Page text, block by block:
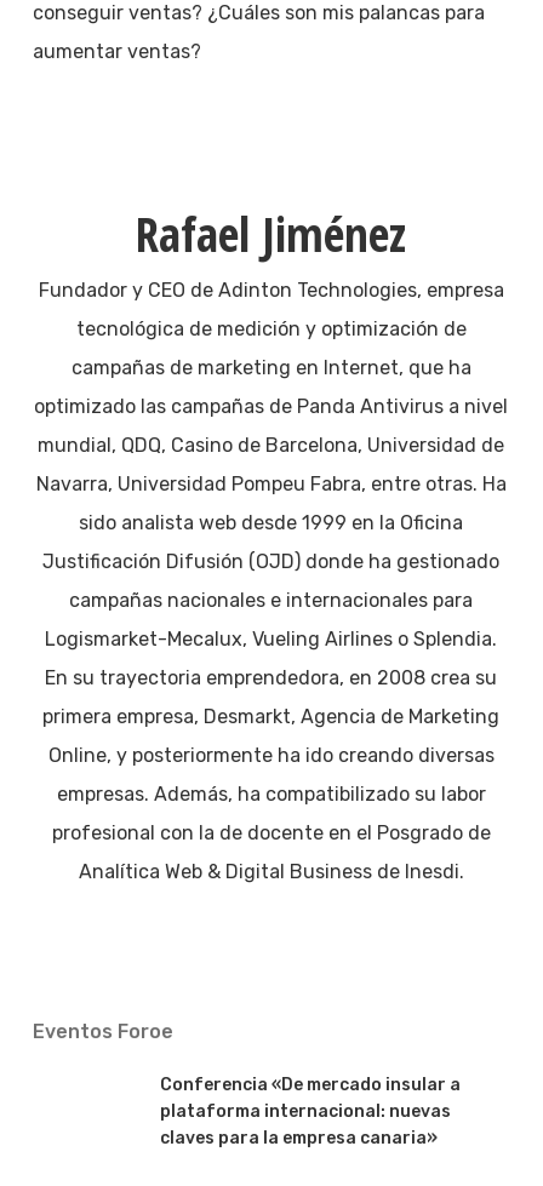
conseguir ventas? ¿Cuáles son mis palancas para
aumentar ventas?
Rafael Jiménez
Fundador y CEO de Adinton Technologies, empresa
tecnológica de medición y optimización de
campañas de marketing en Internet, que ha
optimizado las campañas de Panda Antivirus a nivel
mundial, QDQ, Casino de Barcelona, Universidad de
Navarra, Universidad Pompeu Fabra, entre otras. Ha
sido analista web desde 1999 en la Oficina
Justificación Difusión (OJD) donde ha gestionado
campañas nacionales e internacionales para
Logismarket-Mecalux, Vueling Airlines o Splendia.
En su trayectoria emprendedora, en 2008 crea su
primera empresa, Desmarkt, Agencia de Marketing
Online, y posteriormente ha ido creando diversas
empresas. Además, ha compatibilizado su labor
profesional con la de docente en el Posgrado de
Analítica Web & Digital Business de Inesdi.
Eventos Foroe
Conferencia «De mercado insular a
plataforma internacional: nuevas
claves para la empresa canaria»